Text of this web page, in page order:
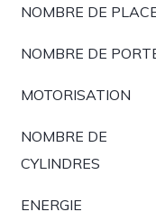
NOMBRE DE
NOMBRE DE
MOTORISATION
NOMBRE DE
CYLINDRES
ENERGIE